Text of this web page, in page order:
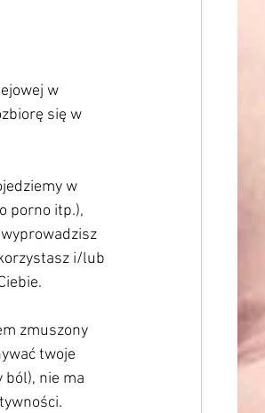
w
się w
w
porno itp.),
i/lub
zmuszony
twoje
ból), nie ma